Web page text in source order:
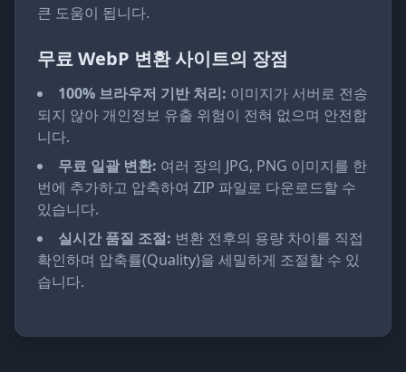
큰 도움이 됩니다.
무료 WebP 변환 사이트의 장점
100% 브라우저 기반 처리: 이미지가 서버로 전송
되지 않아 개인정보 유출 위험이 전혀 없으며 안전합
니다.
무료 일괄 변환: 여러 장의 JPG, PNG 이미지를 한
번에 추가하고 압축하여 ZIP 파일로 다운로드할 수
있습니다.
실시간 품질 조절: 변환 전후의 용량 차이를 직접
확인하며 압축률(Quality)을 세밀하게 조절할 수 있
습니다.